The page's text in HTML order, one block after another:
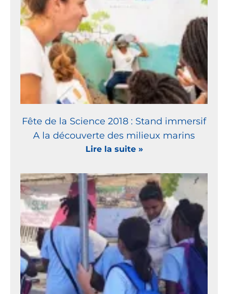
Fête de la Science 2018 : Stand immersif
A la découverte des milieux marins
Lire la suite »